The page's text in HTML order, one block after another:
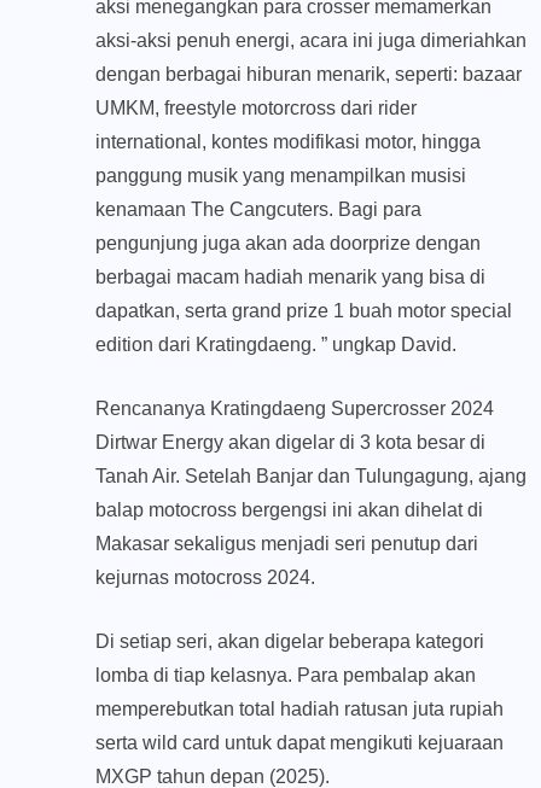
aksi menegangkan para crosser memamerkan
aksi-aksi penuh energi, acara ini juga dimeriahkan
dengan berbagai hiburan menarik, seperti: bazaar
UMKM, freestyle motorcross dari rider
international, kontes modifikasi motor, hingga
panggung musik yang menampilkan musisi
kenamaan The Cangcuters. Bagi para
pengunjung juga akan ada doorprize dengan
berbagai macam hadiah menarik yang bisa di
dapatkan, serta grand prize 1 buah motor special
edition dari Kratingdaeng. ” ungkap David.
Rencananya Kratingdaeng Supercrosser 2024
Dirtwar Energy akan digelar di 3 kota besar di
Tanah Air. Setelah Banjar dan Tulungagung, ajang
balap motocross bergengsi ini akan dihelat di
Makasar sekaligus menjadi seri penutup dari
kejurnas motocross 2024.
Di setiap seri, akan digelar beberapa kategori
lomba di tiap kelasnya. Para pembalap akan
memperebutkan total hadiah ratusan juta rupiah
serta wild card untuk dapat mengikuti kejuaraan
MXGP tahun depan (2025).